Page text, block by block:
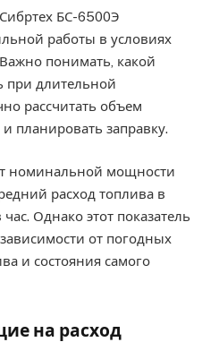
БС-6500Э
работы в условиях
понимать, какой
при длительной
рассчитать объем
планировать заправку.
номинальной мощности
расход топлива в
Однако этот показатель
от погодных
и состояния самого
на расход